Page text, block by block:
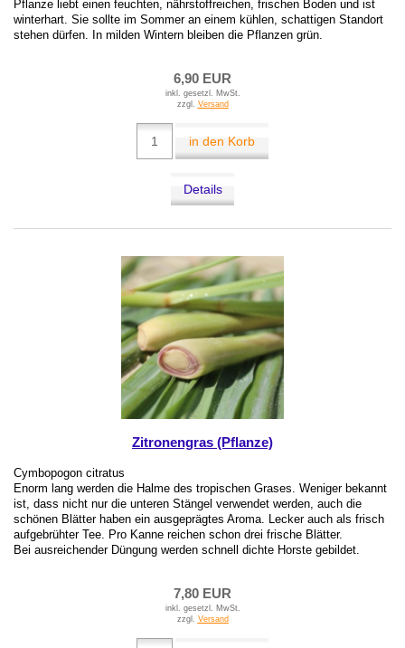
Pflanze liebt einen feuchten, nährstoffreichen, frischen Boden und ist
winterhart. Sie sollte im Sommer an einem kühlen, schattigen Standort
stehen dürfen. In milden Wintern bleiben die Pflanzen grün.
6,90 EUR
inkl. gesetzl. MwSt.
zzgl. Versand
in den Korb
Details
Zitronengras (Pflanze)
Cymbopogon citratus
Enorm lang werden die Halme des tropischen Grases. Weniger bekannt
ist, dass nicht nur die unteren Stängel verwendet werden, auch die
schönen Blätter haben ein ausgeprägtes Aroma. Lecker auch als frisch
aufgebrühter Tee. Pro Kanne reichen schon drei frische Blätter.
Bei ausreichender Düngung werden schnell dichte Horste gebildet.
7,80 EUR
inkl. gesetzl. MwSt.
zzgl. Versand